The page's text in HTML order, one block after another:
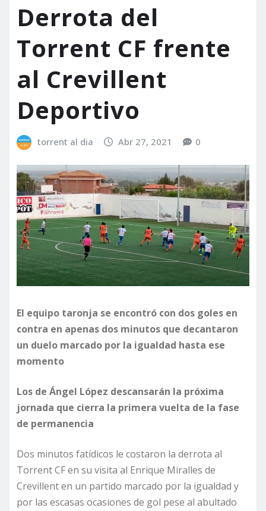
Derrota del
Torrent CF frente
al Crevillent
Deportivo
torrent al dia Abr 27, 2021 0
El equipo taronja se encontró con dos goles en
contra en apenas dos minutos que decantaron
un duelo marcado por la igualdad hasta ese
momento
Los de Ángel López descansarán la próxima
jornada que cierra la primera vuelta de la fase
de permanencia
Dos minutos fatídicos le costaron la derrota al
Torrent CF en su visita al Enrique Miralles de
Crevillent en un partido marcado por la igualdad y
por las escasas ocasiones de gol pese al abultado